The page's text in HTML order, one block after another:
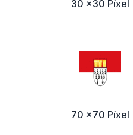
30 x30 Píxel
70 x70 Píxel